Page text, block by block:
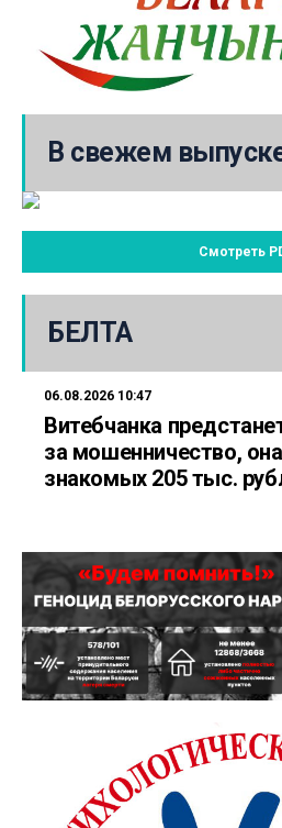
В свежем
Смотреть
БЕЛТА
06.08.2026 10:47
Витебчанка
за мошенничество,
знакомых 205 тыс.